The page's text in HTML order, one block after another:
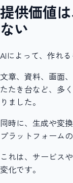
提供価値
ない
AIによって、作れ
文章、資料、画面
たたき台など、多
りました。
同時に、生成や変
プラットフォーム
これは、サービス
変化です。